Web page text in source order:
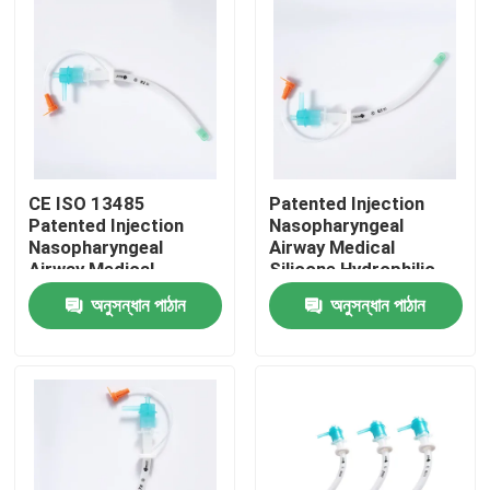
CE ISO 13485
Patented Injection
Nasopharyngeal
Airway Medical
Silicone Hydrophilic
coating OEM ODM
অনুসন্ধান পাঠান
Patented Injection
Nasopharyngeal
Airway Medical
Silicone Hydrophilic
coating CE ISO
Certificationঅনুসন্ধান পাঠান